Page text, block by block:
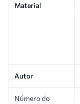
Material
Autor
Número do